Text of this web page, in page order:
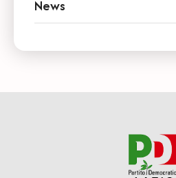
News